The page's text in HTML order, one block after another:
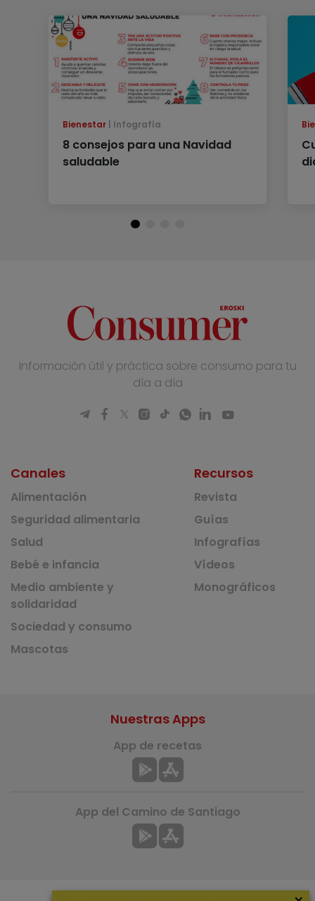
Bienestar Infografía
8 consejos para una Navidad
saludable
Información útil y práctica sobre consumo para tu
día a día
Canales
Alimentación
Seguridad alimentaria
Salud
Bebé e infancia
Medio ambiente y
solidaridad
Sociedad y consumo
Mascotas
Recursos
Revista
Guías
Infografías
Vídeos
Monográficos
Nuestras Apps
App de recetas
App del Camino de Santiago